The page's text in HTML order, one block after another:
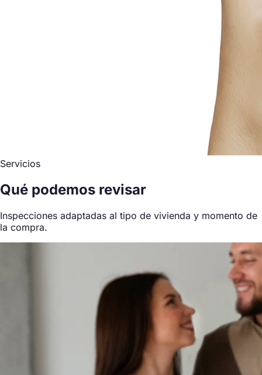
Servicios
Qué podemos revisar
Inspecciones adaptadas al tipo de vivienda y momento de
la compra.